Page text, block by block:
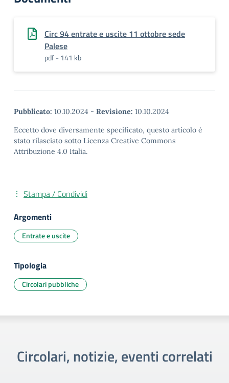
Circ 94 entrate e uscite 11 ottobre sede
Palese
pdf - 141 kb
Pubblicato: 10.10.2024 - Revisione: 10.10.2024
Eccetto dove diversamente specificato, questo articolo è
stato rilasciato sotto Licenza Creative Commons
Attribuzione 4.0 Italia.
Stampa / Condividi
Argomenti
Entrate e uscite
Tipologia
Circolari pubbliche
Circolari, notizie, eventi correlati